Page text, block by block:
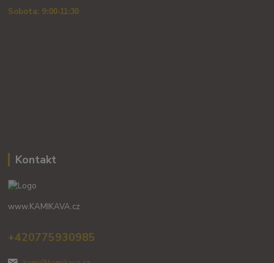
Sobota: 9:00-11:30
Kontakt
www.KAMIKAVA.cz
+420775930985